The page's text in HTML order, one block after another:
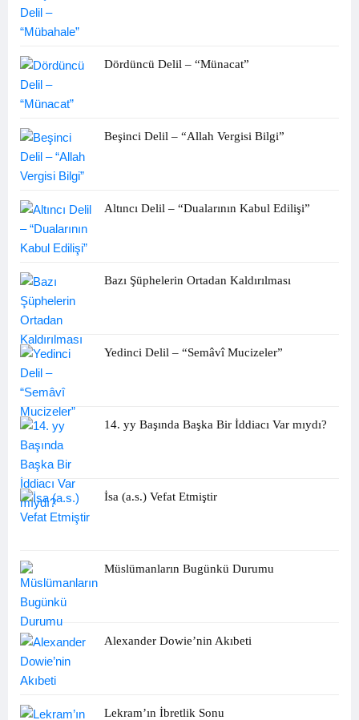
Dördüncü Delil – “Münacat”
Beşinci Delil – “Allah Vergisi Bilgi”
Altıncı Delil – “Dualarının Kabul Edilişi”
Bazı Şüphelerin Ortadan Kaldırılması
Yedinci Delil – “Semâvî Mucizeler”
14. yy Başında Başka Bir İddiacı Var mıydı?
İsa (a.s.) Vefat Etmiştir
Müslümanların Bugünkü Durumu
Alexander Dowie’nin Akıbeti
Lekram’ın İbretlik Sonu